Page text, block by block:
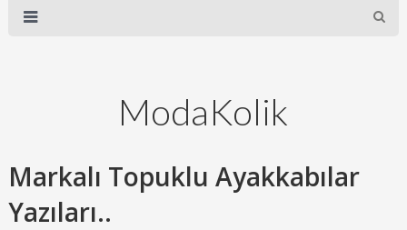
ModaKolik
Markalı Topuklu Ayakkabılar
Yazıları..